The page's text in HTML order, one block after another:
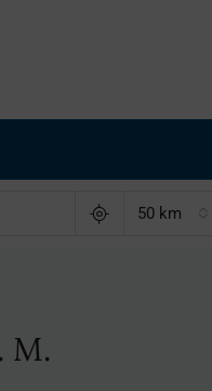
50 km
M.